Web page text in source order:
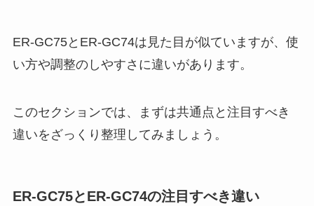
ER-GC75とER-GC74は見た目が似ていますが、使
い方や調整のしやすさに違いがあります。
このセクションでは、まずは共通点と注目すべき
違いをざっくり整理してみましょう。
ER-GC75とER-GC74の注目すべき違い